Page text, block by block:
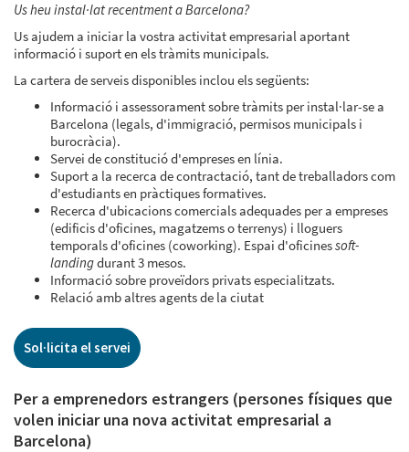
Us heu instal·lat recentment a Barcelona?
Us ajudem a iniciar la vostra activitat empresarial aportant
informació i suport en els tràmits municipals.
La cartera de serveis disponibles inclou els següents:
Informació i assessorament sobre tràmits per instal·lar-se a
Barcelona (legals, d'immigració, permisos municipals i
burocràcia).
Servei de constitució d'empreses en línia.
Suport a la recerca de contractació, tant de treballadors com
d'estudiants en pràctiques formatives.
Recerca d'ubicacions comercials adequades per a empreses
(edificis d'oficines, magatzems o terrenys) i lloguers
temporals d'oficines (coworking). Espai d'oficinessoft-
landingdurant 3 mesos.
Informació sobre proveïdors privats especialitzats.
Relació amb altres agents de la ciutat
Sol·licita el servei
Per a emprenedors estrangers (persones físiques que
volen iniciar una nova activitat empresarial a
Barcelona)